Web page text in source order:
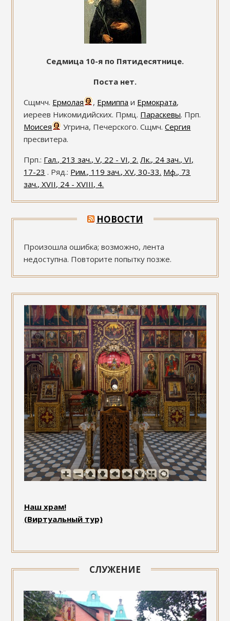
Седмица 10-я по Пятидесятнице.
Поста нет.
Сщмчч. Ермолая , Ермиппа и Ермократа,
иереев Никомидийских. Прмц. Параскевы. Прп.
Моисея
Угрина, Печерского. Сщмч.Сергия
пресвитера.
Прп.: Гал., 213 зач., V, 22 - VI, 2. Лк., 24 зач., VI,
17-23 . Ряд.: Рим., 119 зач., XV, 30-33. Мф., 73
зач., XVII, 24 - XVIII, 4.
НОВОСТИ
Произошла ошибка; возможно, лента
недоступна. Повторите попытку позже.
Наш храм!
(Виртуальный тур)
СЛУЖЕНИЕ